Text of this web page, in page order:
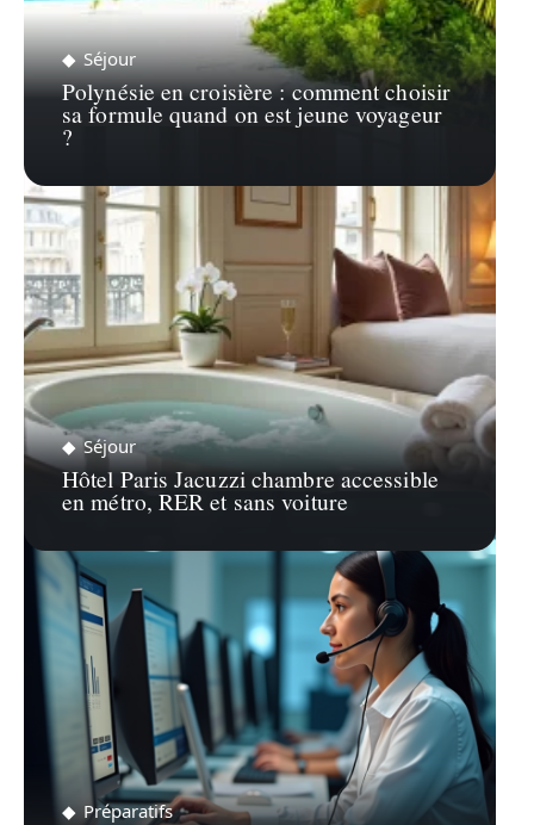
Séjour
Polynésie en croisière : comment choisir
sa formule quand on est jeune voyageur
?
Séjour
Hôtel Paris Jacuzzi chambre accessible
en métro, RER et sans voiture
Préparatifs